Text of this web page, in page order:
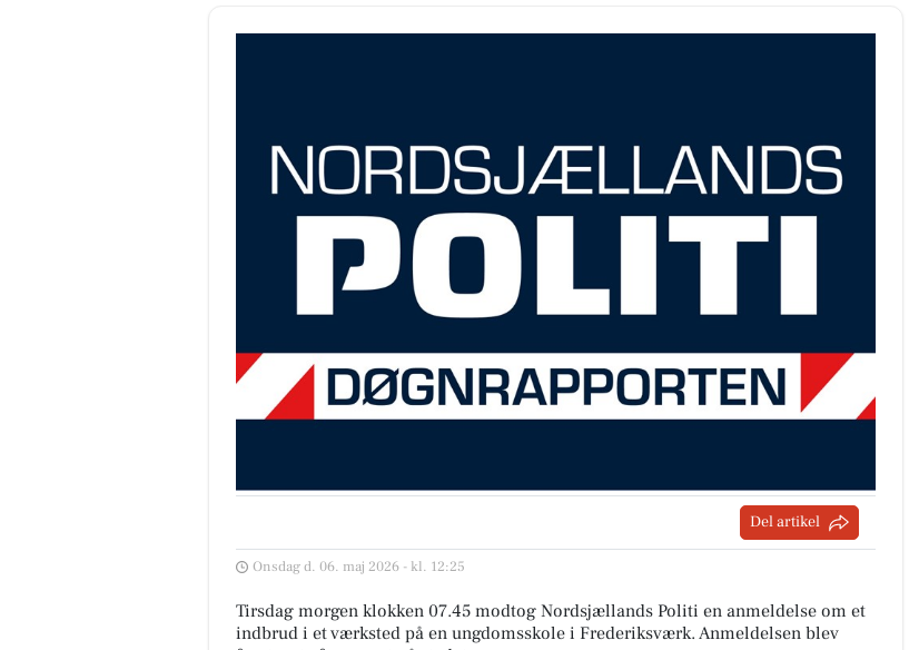
Del artikel
Onsdag d. 06. maj 2026 - kl. 12:25
Tirsdag morgen klokken 07.45 modtog Nordsjællands Politi en anmeldelse om et
indbrud i et værksted på en ungdomsskole i Frederiksværk. Anmeldelsen blev